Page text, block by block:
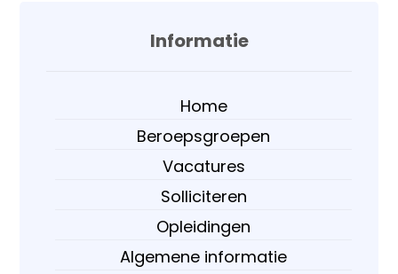
Informatie
Home
Beroepsgroepen
Vacatures
Solliciteren
Opleidingen
Algemene informatie